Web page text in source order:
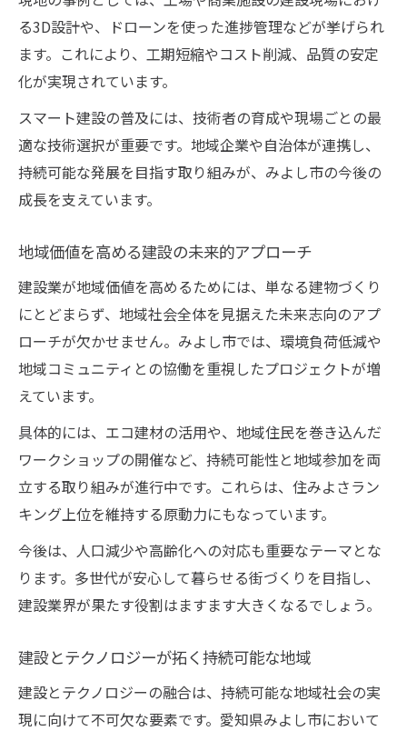
る3D設計や、ドローンを使った進捗管理などが挙げられ
ます。これにより、工期短縮やコスト削減、品質の安定
化が実現されています。
スマート建設の普及には、技術者の育成や現場ごとの最
適な技術選択が重要です。地域企業や自治体が連携し、
持続可能な発展を目指す取り組みが、みよし市の今後の
成長を支えています。
地域価値を高める建設の未来的アプローチ
建設業が地域価値を高めるためには、単なる建物づくり
にとどまらず、地域社会全体を見据えた未来志向のアプ
ローチが欠かせません。みよし市では、環境負荷低減や
地域コミュニティとの協働を重視したプロジェクトが増
えています。
具体的には、エコ建材の活用や、地域住民を巻き込んだ
ワークショップの開催など、持続可能性と地域参加を両
立する取り組みが進行中です。これらは、住みよさラン
キング上位を維持する原動力にもなっています。
今後は、人口減少や高齢化への対応も重要なテーマとな
ります。多世代が安心して暮らせる街づくりを目指し、
建設業界が果たす役割はますます大きくなるでしょう。
建設とテクノロジーが拓く持続可能な地域
建設とテクノロジーの融合は、持続可能な地域社会の実
現に向けて不可欠な要素です。愛知県みよし市において